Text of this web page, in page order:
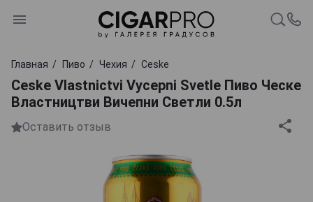
Главная Пиво Чехия Ceske
Ceske Vlastnictvi Vycepni Svetle Пиво Ческе
Властництви Вичепни Светли 0.5л
Оставить отзыв